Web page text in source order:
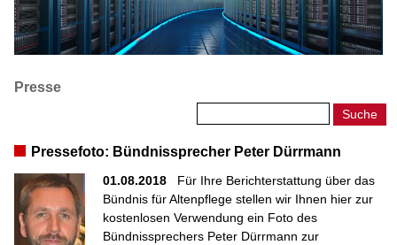
Presse
Pressefoto: Bündnissprecher Peter Dürrmann
01.08.2018 Für Ihre Berichterstattung über das
Bündnis für Altenpflege stellen wir Ihnen hier zur
kostenlosen Verwendung ein Foto des
Bündnissprechers Peter Dürrmann zur